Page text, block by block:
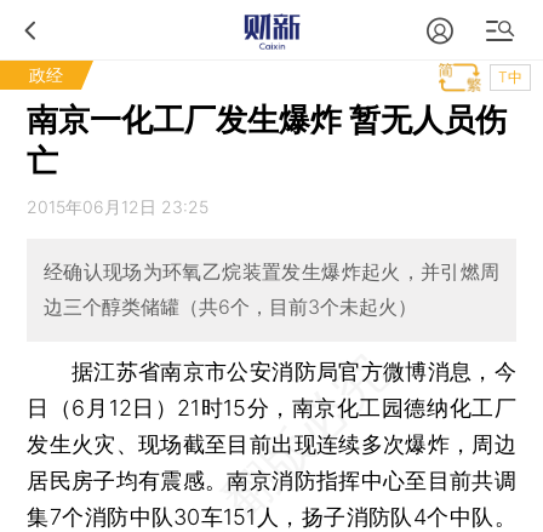
政经 T中
南京一化工厂发生爆炸 暂无人员伤
亡
2015年06月12日 23:25
经确认现场为环氧乙烷装置发生爆炸起火，并引燃周
边三个醇类储罐（共6个，目前3个未起火）
据江苏省南京市公安消防局官方微博消息，今
日（6月12日）21时15分，南京化工园德纳化工厂
发生火灾、现场截至目前出现连续多次爆炸，周边
居民房子均有震感。南京消防指挥中心至目前共调
集7个消防中队30车151人，扬子消防队4个中队。